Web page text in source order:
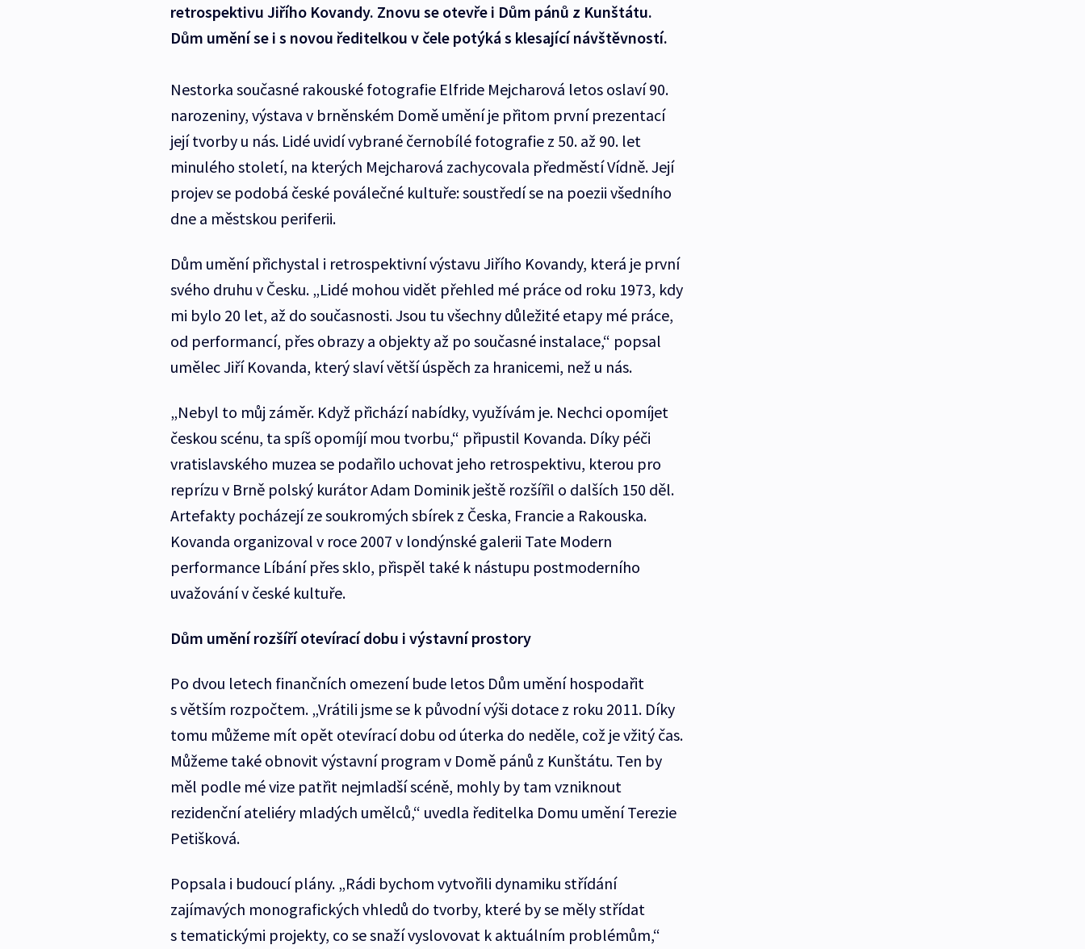
retrospektivu Jiřího Kovandy. Znovu se otevře i Dům pánů z Kunštátu.
Dům umění se i s novou ředitelkou v čele potýká s klesající návštěvností.
Nestorka současné rakouské fotografie Elfride Mejcharová letos oslaví 90.
narozeniny, výstava v brněnském Domě umění je přitom první prezentací
její tvorby u nás. Lidé uvidí vybrané černobílé fotografie z 50. až 90. let
minulého století, na kterých Mejcharová zachycovala předměstí Vídně. Její
projev se podobá české poválečné kultuře: soustředí se na poezii všedního
dne a městskou periferii.
Dům umění přichystal i retrospektivní výstavu Jiřího Kovandy, která je první
svého druhu v Česku. „Lidé mohou vidět přehled mé práce od roku 1973, kdy
mi bylo 20 let, až do současnosti. Jsou tu všechny důležité etapy mé práce,
od performancí, přes obrazy a objekty až po současné instalace,“ popsal
umělec Jiří Kovanda, který slaví větší úspěch za hranicemi, než u nás.
„Nebyl to můj záměr. Když přichází nabídky, využívám je. Nechci opomíjet
českou scénu, ta spíš opomíjí mou tvorbu,“ připustil Kovanda. Díky péči
vratislavského muzea se podařilo uchovat jeho retrospektivu, kterou pro
reprízu v Brně polský kurátor Adam Dominik ještě rozšířil o dalších 150 děl.
Artefakty pocházejí ze soukromých sbírek z Česka, Francie a Rakouska.
Kovanda organizoval v roce 2007 v londýnské galerii Tate Modern
performance Líbání přes sklo, přispěl také k nástupu postmoderního
uvažování v české kultuře.
Dům umění rozšíří otevírací dobu i výstavní prostory
Po dvou letech finančních omezení bude letos Dům umění hospodařit
s větším rozpočtem. „Vrátili jsme se k původní výši dotace z roku 2011. Díky
tomu můžeme mít opět otevírací dobu od úterka do neděle, což je vžitý čas.
Můžeme také obnovit výstavní program v Domě pánů z Kunštátu. Ten by
měl podle mé vize patřit nejmladší scéně, mohly by tam vzniknout
rezidenční ateliéry mladých umělců,“ uvedla ředitelka Domu umění Terezie
Petišková.
Popsala i budoucí plány. „Rádi bychom vytvořili dynamiku střídání
zajímavých monografických vhledů do tvorby, které by se měly střídat
s tematickými projekty, co se snaží vyslovovat k aktuálním problémům,“